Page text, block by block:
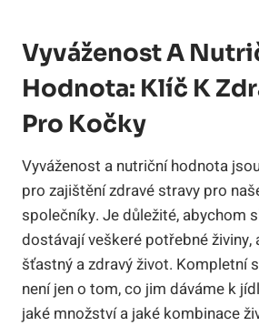
Vyváženost A
Hodnota: Klíč K
Pro Kočky
Vyváženost a nutriční hodnota
pro zajištění zdravé stravy pro
společníky. Je důležité, abychom
dostávají veškeré potřebné živiny,
šťastný a zdravý život. Kompletní
není jen o tom, co jim dáváme k
jaké množství a jaké kombinace